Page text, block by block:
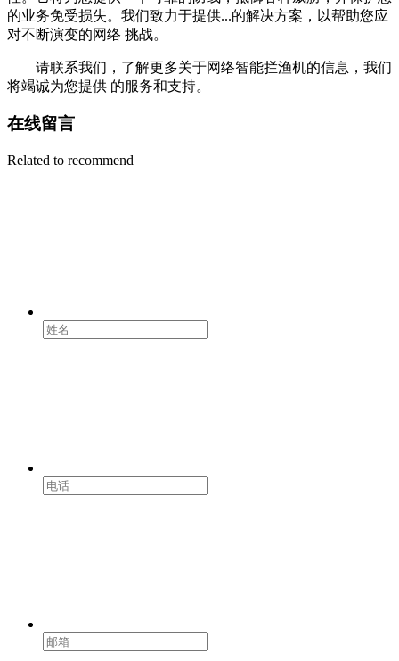
的业务免受损失。我们致力于提供...的解决方案，以帮助您应
对不断演变的网络 挑战。
请联系我们，了解更多关于网络智能拦渔机的信息，我们
将竭诚为您提供 的服务和支持。
在线留言
Related to recommend